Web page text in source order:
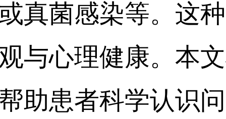
真菌感染等。这
与心理健康。本
助患者科学认识